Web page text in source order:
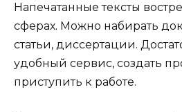
Напечатанные тексты
сферах. Можно набирать
статьи, диссертации.
удобный сервис, создать
приступить к работе.